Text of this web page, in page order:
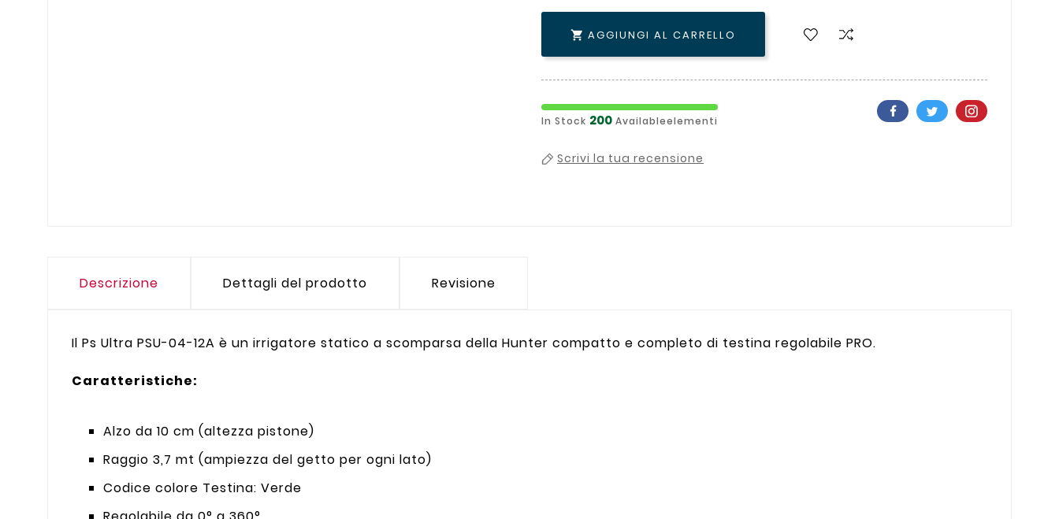
 AGGIUNGI AL CARRELLO
In Stock 200 Availableelementi
Scrivi la tua recensione
Descrizione Dettagli del prodotto Revisione
Il Ps Ultra PSU-04-12A è un irrigatore statico a scomparsa della Hunter compatto e completo di testina regolabile PRO.
Caratteristiche:
Alzo da 10 cm (altezza pistone)
Raggio 3,7 mt (ampiezza del getto per ogni lato)
Codice colore Testina: Verde